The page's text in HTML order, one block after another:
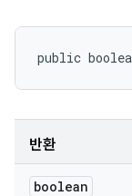
public
반환
boolean